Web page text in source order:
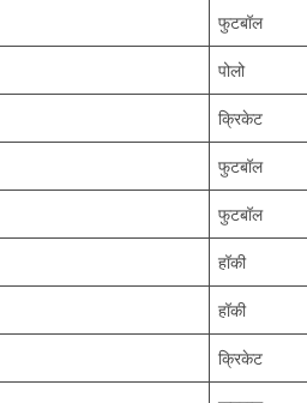
फुटबॉल
पोलो
क्रिकेट
फुटबॉल
फुटबॉल
हॉकी
हॉकी
क्रिकेट